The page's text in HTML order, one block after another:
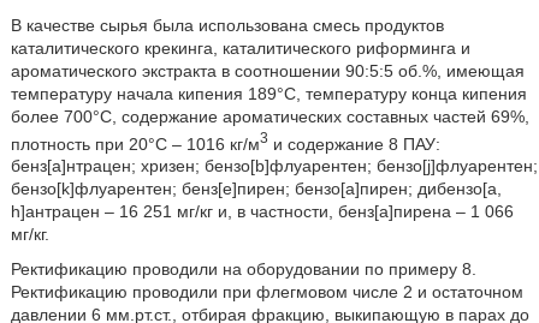
В качестве сырья была использована смесь продуктов
каталитического крекинга, каталитического риформинга и
ароматического экстракта в соотношении 90:5:5 об.%, имеющая
температуру начала кипения 189°С, температуру конца кипения
более 700°С, содержание ароматических составных частей 69%,
плотность при 20°С – 1016 кг/м3 и содержание 8 ПАУ:
бенз[а]нтрацен; хризен; бензо[b]флуарентен; бензо[j]флуарентен;
бензо[k]флуарентен; бенз[е]пирен; бензо[а]пирен; дибензо[a,
h]антрацен – 16 251 мг/кг и, в частности, бенз[а]пирена – 1 066
мг/кг.
Ректификацию проводили на оборудовании по примеру 8.
Ректификацию проводили при флегмовом числе 2 и остаточном
давлении 6 мм.рт.ст., отбирая фракцию, выкипающую в парах до